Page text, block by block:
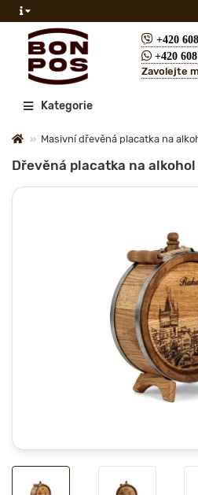
+420
+420
Zavolejte
VšechnyKategorie
Masivní dřevěná placatka na
Dřevěná placatka na